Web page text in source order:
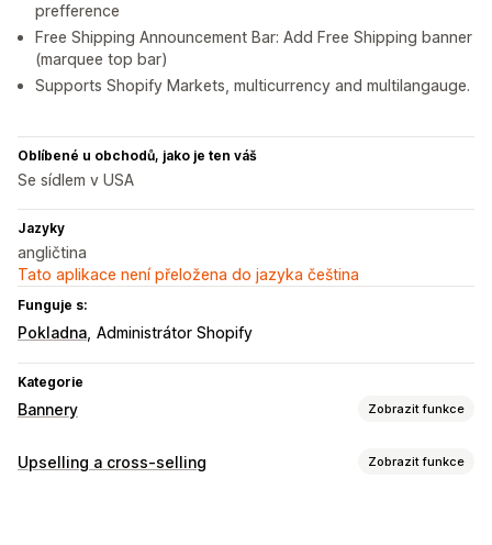
prefference
Free Shipping Announcement Bar: Add Free Shipping banner
(marquee top bar)
Supports Shopify Markets, multicurrency and multilangauge.
Oblíbené u obchodů, jako je ten váš
Se sídlem v USA
Jazyky
angličtina
Tato aplikace není přeložena do jazyka čeština
Funguje s:
Pokladna Administrátor Shopify
Kategorie
Bannery Zobrazit funkce
Typ banneru
Upselling a cross-selling Zobrazit funkce